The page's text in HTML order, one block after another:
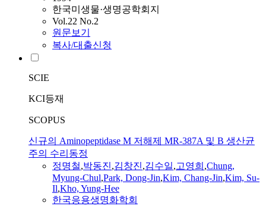
한국미생물·생명공학회지
Vol.22 No.2
원문보기
복사/대출신청
SCIE
KCI등재
SCOPUS
신규의 Aminopeptidase M 저해제 MR-387A 및 B 생산균
주의 수리동정
정명철,박동진,김창진,김수일,고영희 ,Chung,
Myung-Chul,Park, Dong-Jin,Kim, Chang-Jin,Kim, Su-
Il,Kho, Yung-Hee
한국응용생명화학회